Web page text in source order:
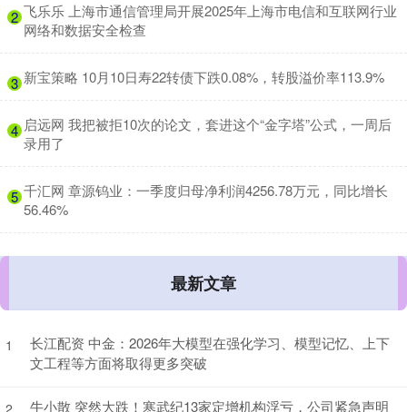
2 ​飞乐乐 上海市通信管理局开展2025年上海市电信和互联网行业
网络和数据安全检查
3 ​新宝策略 10月10日寿22转债下跌0.08%，转股溢价率113.9%
4 ​启远网 我把被拒10次的论文，套进这个“金字塔”公式，一周后
录用了
5 ​千汇网 章源钨业：一季度归母净利润4256.78万元，同比增长
56.46%
最新文章
1
长江配资 中金：2026年大模型在强化学习、模型记忆、上下
文工程等方面将取得更多突破
牛小散 突然大跌！寒武纪13家定增机构浮亏，公司紧急声明